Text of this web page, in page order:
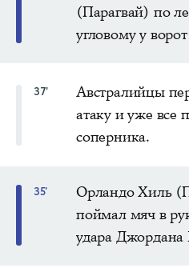
(Парагвай) по
угловому у
37'
Австралийцы
атаку и уже все
соперника.
35'
Орландо Хиль
поймал мяч в
удара Джордана